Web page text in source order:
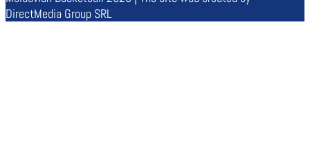
DirectMedia Group SRL